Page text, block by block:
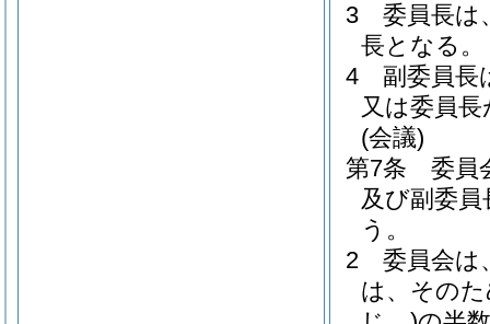
3
委員長は
長となる。
4
副委員長
又は委員
(会議)
第7条
委員
及び副委
う。
2
委員会は
は、その